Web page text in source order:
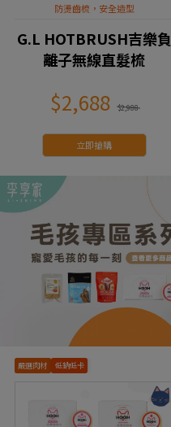
防燙齒梳，安全造型
G.L HOTBRUSH吉樂負
離子無線直髮梳
$2,688 $2,988
立即搶購
嚴選肉材 低鈉低卡